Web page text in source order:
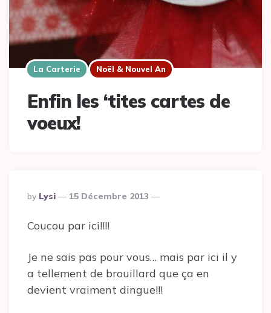
La Carterie Noël & Nouvel An
Enfin les ‘tites cartes de
voeux!
Posted
By
By Lysi 15 Décembre 2013
Coucou par ici!!!!
Je ne sais pas pour vous… mais par ici il y
a tellement de brouillard que ça en
devient vraiment dingue!!!